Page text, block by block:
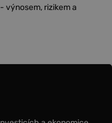
výnosem, rizikem a